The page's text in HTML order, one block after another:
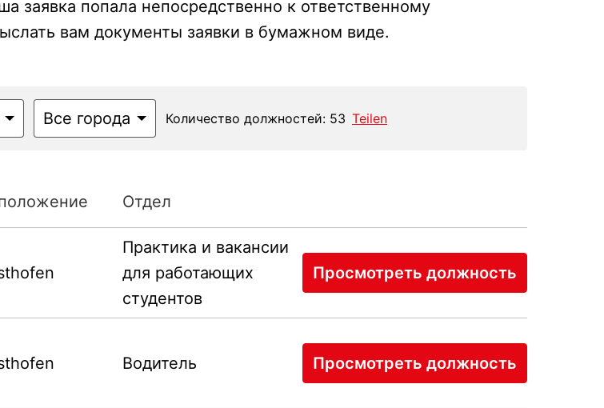
заявка попала непосредственно к ответственному
вам документы заявки в бумажном виде.
Все города Количество должностей: 53 Teilen
Отдел
Практика и вакансии
для работающих
студентов
Просмотреть должность
Водитель Просмотреть должность